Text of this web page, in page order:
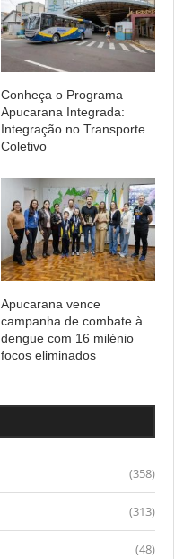
Conheça o Programa
Apucarana Integrada:
Integração no Transporte
Coletivo
Apucarana vence
campanha de combate à
dengue com 16 milénio
focos eliminados
(358)
(313)
(48)